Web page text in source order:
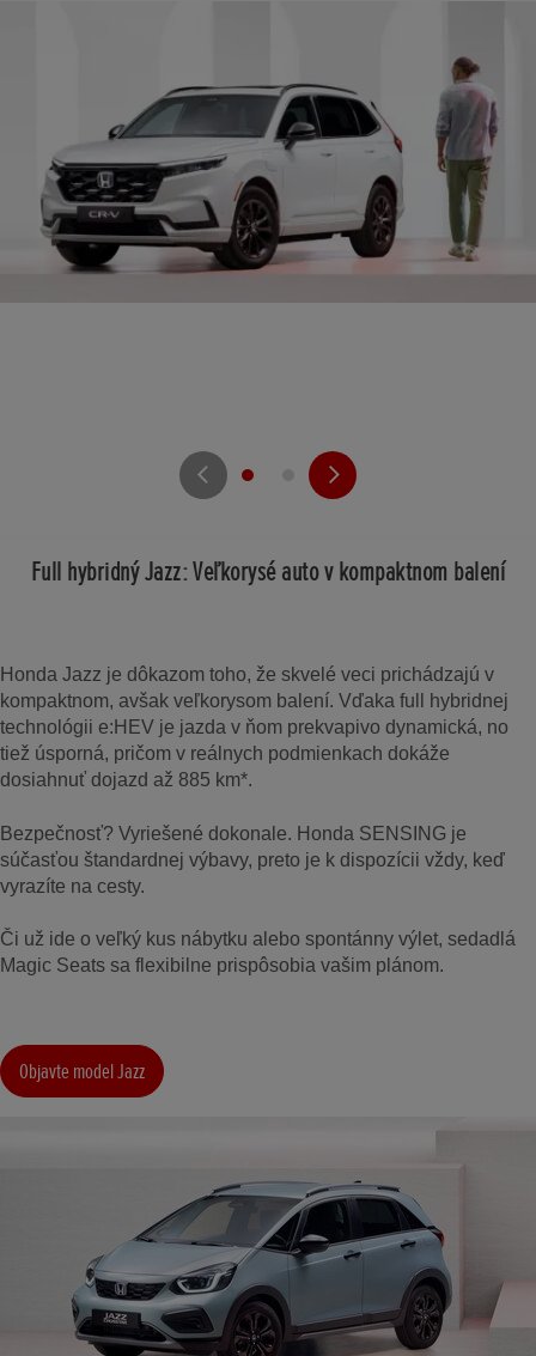
Full hybridný Jazz: Veľkorysé auto v kompaktnom balení
Honda Jazz je dôkazom toho, že skvelé veci prichádzajú v
kompaktnom, avšak veľkorysom balení. Vďaka full hybridnej
technológii e:HEV je jazda v ňom prekvapivo dynamická, no
tiež úsporná, pričom v reálnych podmienkach dokáže
dosiahnuť dojazd až 885 km*.
Bezpečnosť? Vyriešené dokonale. Honda SENSING je
súčasťou štandardnej výbavy, preto je k dispozícii vždy, keď
vyrazíte na cesty.
Či už ide o veľký kus nábytku alebo spontánny výlet, sedadlá
Magic Seats sa flexibilne prispôsobia vašim plánom.
Objavte model Jazz